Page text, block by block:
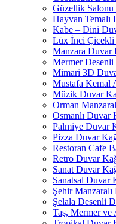
Güzellik Salonu
Hayvan Temalı
Kabe – Dini
Lüx İnci Çicekli
Manzara Duvar
Mermer Desenli
Mimari 3D
Mustafa Kemal
Müzik Duvar
Orman
Osmanlı Duvar
Palmiye Duvar
Pizza Duvar
Restoran Cafe
Retro Duvar
Sanat Duvar
Sanatsal Duvar
Şehir Manzaralı
Şelala Desenli
Taş, Mermer ve